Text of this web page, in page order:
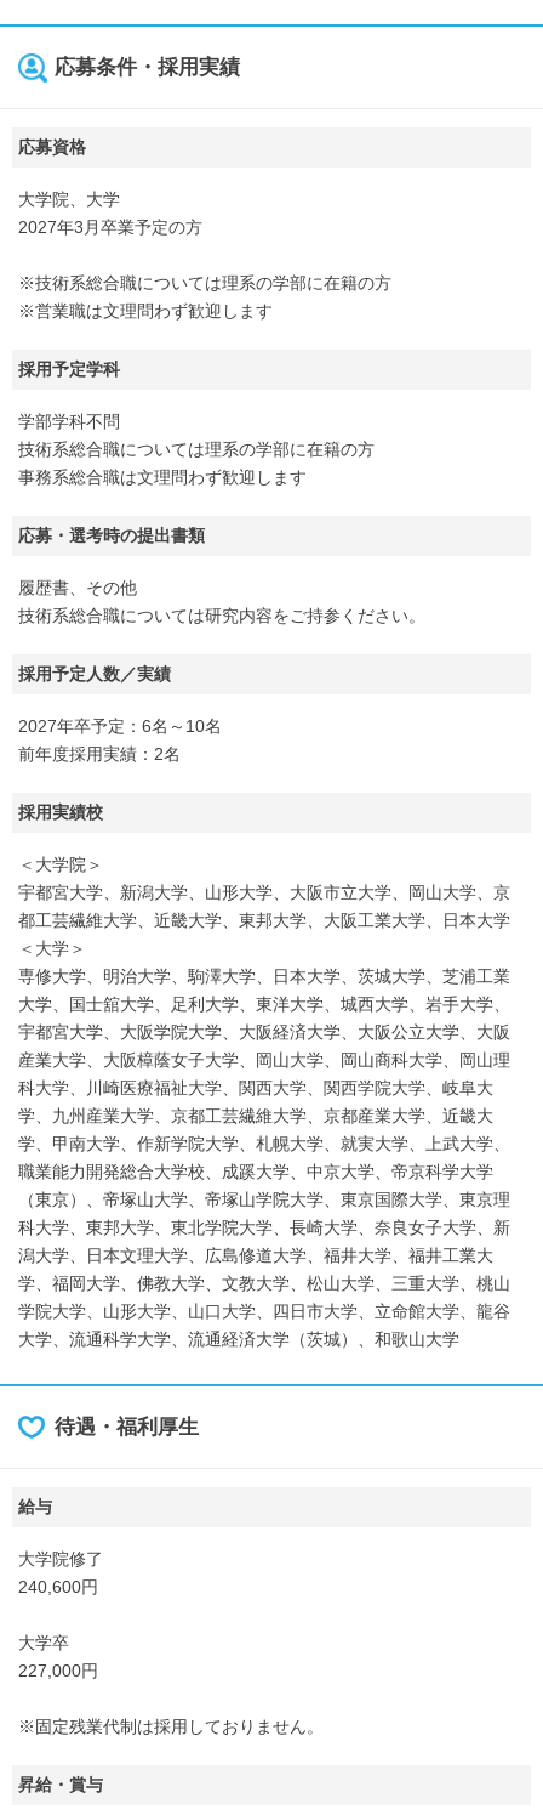
応募条件・採用実績
応募資格
大学院、大学
2027年3月卒業予定の方
※技術系総合職については理系の学部に在籍の方
※営業職は文理問わず歓迎します
採用予定学科
学部学科不問
技術系総合職については理系の学部に在籍の方
事務系総合職は文理問わず歓迎します
応募・選考時の提出書類
履歴書、その他
技術系総合職については研究内容をご持参ください。
採用予定人数／実績
2027年卒予定：6名～10名
前年度採用実績：2名
採用実績校
＜大学院＞
宇都宮大学、新潟大学、山形大学、大阪市立大学、岡山大学、京
都工芸繊維大学、近畿大学、東邦大学、大阪工業大学、日本大学
＜大学＞
専修大学、明治大学、駒澤大学、日本大学、茨城大学、芝浦工業
大学、国士舘大学、足利大学、東洋大学、城西大学、岩手大学、
宇都宮大学、大阪学院大学、大阪経済大学、大阪公立大学、大阪
産業大学、大阪樟蔭女子大学、岡山大学、岡山商科大学、岡山理
科大学、川崎医療福祉大学、関西大学、関西学院大学、岐阜大
学、九州産業大学、京都工芸繊維大学、京都産業大学、近畿大
学、甲南大学、作新学院大学、札幌大学、就実大学、上武大学、
職業能力開発総合大学校、成蹊大学、中京大学、帝京科学大学
（東京）、帝塚山大学、帝塚山学院大学、東京国際大学、東京理
科大学、東邦大学、東北学院大学、長崎大学、奈良女子大学、新
潟大学、日本文理大学、広島修道大学、福井大学、福井工業大
学、福岡大学、佛教大学、文教大学、松山大学、三重大学、桃山
学院大学、山形大学、山口大学、四日市大学、立命館大学、龍谷
大学、流通科学大学、流通経済大学（茨城）、和歌山大学
待遇・福利厚生
給与
大学院修了
240,600円
大学卒
227,000円
※固定残業代制は採用しておりません。
昇給・賞与